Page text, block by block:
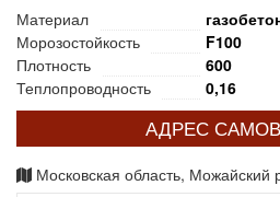
Материал
Морозостойкость
F100
Плотность
600
Теплопроводность
0,16
АДРЕС
Московская область, Можайский